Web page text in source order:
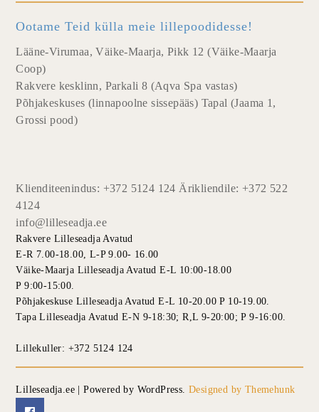
Ootame Teid külla meie lillepoodidesse!
Lääne-Virumaa, Väike-Maarja, Pikk 12 (Väike-Maarja
Coop)
Rakvere kesklinn, Parkali 8 (Aqva Spa vastas)
Põhjakeskuses (linnapoolne sissepääs) Tapal (Jaama 1,
Grossi pood)
Klienditeenindus: +372 5124 124 Ärikliendile: +372 522
4124
info@lilleseadja.ee
Rakvere Lilleseadja Avatud
E-R 7.00-18.00, L-P 9.00- 16.00
Väike-Maarja Lilleseadja Avatud E-L 10:00-18.00
P 9:00-15:00.
Põhjakeskuse Lilleseadja Avatud E-L 10-20.00 P 10-19.00.
Tapa Lilleseadja Avatud E-N 9-18:30; R,L 9-20:00; P 9-16:00.
Lillekuller: +372 5124 124
Lilleseadja.ee | Powered by WordPress.Designed by Themehunk